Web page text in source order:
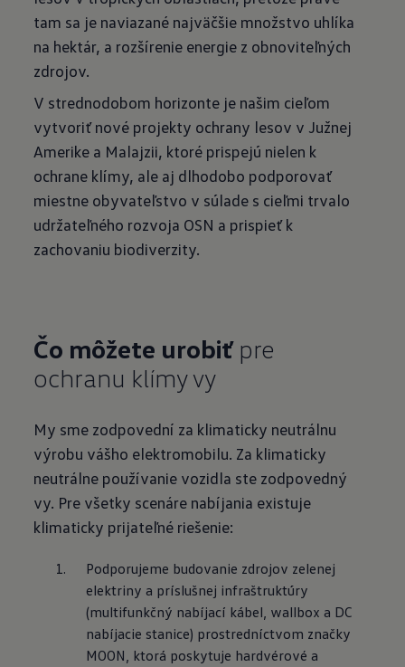
tam sa je naviazané najväčšie množstvo uhlíka
na hektár, a rozšírenie energie z obnoviteľných
zdrojov.
V strednodobom horizonte je našim cieľom
vytvoriť nové projekty ochrany lesov v Južnej
Amerike a Malajzii, ktoré prispejú nielen k
ochrane klímy, ale aj dlhodobo podporovať
miestne obyvateľstvo v súlade s cieľmi trvalo
udržateľného rozvoja OSN a prispieť k
zachovaniu biodiverzity.
Čo môžete urobiťpre
ochranu klímy vy
My sme zodpovední za klimaticky neutrálnu
výrobu vášho elektromobilu. Za klimaticky
neutrálne používanie vozidla ste zodpovedný
vy. Pre všetky scenáre nabíjania existuje
klimaticky prijateľné riešenie:
Podporujeme budovanie zdrojov zelenej
elektriny a príslušnej infraštruktúry
(multifunkčný nabíjací kábel, wallbox a DC
nabíjacie stanice) prostredníctvom značky
MOON, ktorá poskytuje hardvérové a